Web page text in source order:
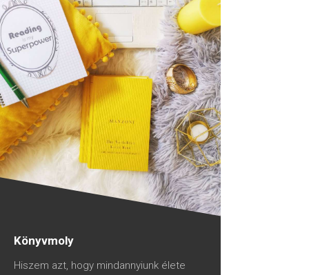
Könyvmoly
Hiszem azt, hogy mindannyiunk élete